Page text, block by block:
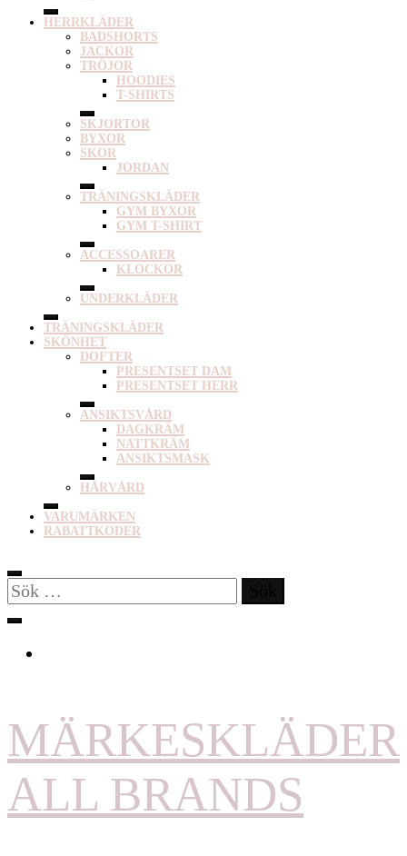
HERRKLÄDER
BADSHORTS
JACKOR
TRÖJOR
HOODIES
T-SHIRTS
SKJORTOR
BYXOR
SKOR
JORDAN
TRÄNINGSKLÄDER
GYM BYXOR
GYM T-SHIRT
ACCESSOARER
KLOCKOR
UNDERKLÄDER
TRÄNINGSKLÄDER
SKÖNHET
DOFTER
PRESENTSET DAM
PRESENTSET HERR
ANSIKTSVÅRD
DAGKRÄM
NATTKRÄM
ANSIKTSMASK
HÅRVÅRD
VARUMÄRKEN
RABATTKODER
Sök
efter:
MÄRKESKLÄDER
ALL BRANDS